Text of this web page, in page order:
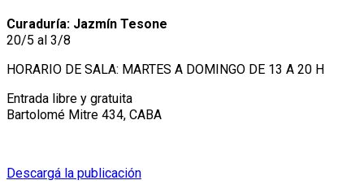
Curaduría: Jazmín Tesone
20/5 al 3/8
HORARIO DE SALA: MARTES A DOMINGO DE 13 A 20 H
Entrada libre y gratuita
Bartolomé Mitre 434, CABA
Descargá la publicación